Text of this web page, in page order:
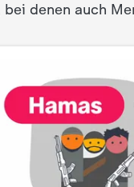
bei denen auch